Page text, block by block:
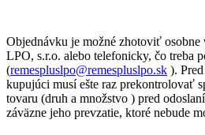
Objednávku je možné zhotoviť
LPO, s.r.o. alebo telefonicky, čo treba
(remespluslpo@remespluslpo.sk ).
kupujúci musí ešte raz prekontrolovať
tovaru (druh a množstvo ) pred
záväzne jeho prevzatie, ktoré nebude